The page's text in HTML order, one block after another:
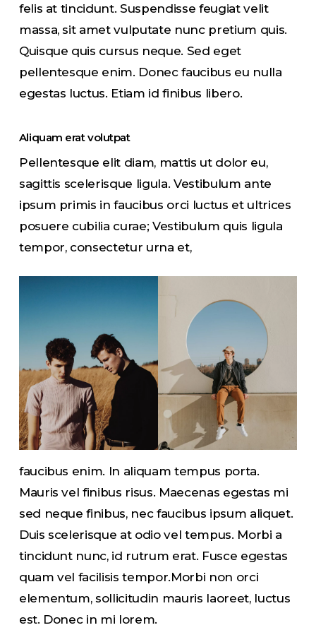
felis at tincidunt. Suspendisse feugiat velit
massa, sit amet vulputate nunc pretium quis.
Quisque quis cursus neque. Sed eget
pellentesque enim. Donec faucibus eu nulla
egestas luctus. Etiam id finibus libero.
Aliquam erat volutpat
Pellentesque elit diam, mattis ut dolor eu,
sagittis scelerisque ligula. Vestibulum ante
ipsum primis in faucibus orci luctus et ultrices
posuere cubilia curae; Vestibulum quis ligula
tempor, consectetur urna et,
faucibus enim. In aliquam tempus porta.
Mauris vel finibus risus. Maecenas egestas mi
sed neque finibus, nec faucibus ipsum aliquet.
Duis scelerisque at odio vel tempus. Morbi a
tincidunt nunc, id rutrum erat. Fusce egestas
quam vel facilisis tempor.Morbi non orci
elementum, sollicitudin mauris laoreet, luctus
est. Donec in mi lorem.